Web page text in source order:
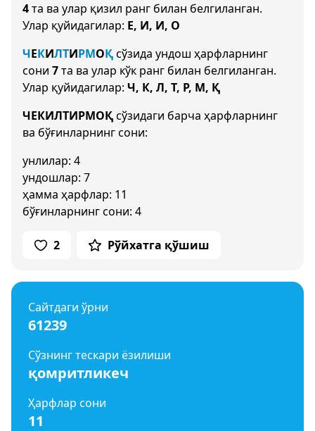
4та ва улар қизил ранг билан белгиланган.
Улар қуйидагилар: Е, И, И, О
ЧЕКИЛТИРМОҚсўзида ундош ҳарфларнинг
сони 7та ва улар кўк ранг билан белгиланган.
Улар қуйидагилар: Ч, К, Л, Т, Р, М, Қ
ЧЕКИЛТИРМОҚсўзидаги барча ҳарфларнинг
ва бўғинларнинг сони:
унлилар: 4
ундошлар: 7
ҳамма ҳарфлар: 11
бўғинларнинг сони: 4
2 Рўйхатга қўшиш
Сайтдаги ўрни
61239
Сўзнинг тескари ёзилиши
қомритликеч
Ҳарфлар сони
11